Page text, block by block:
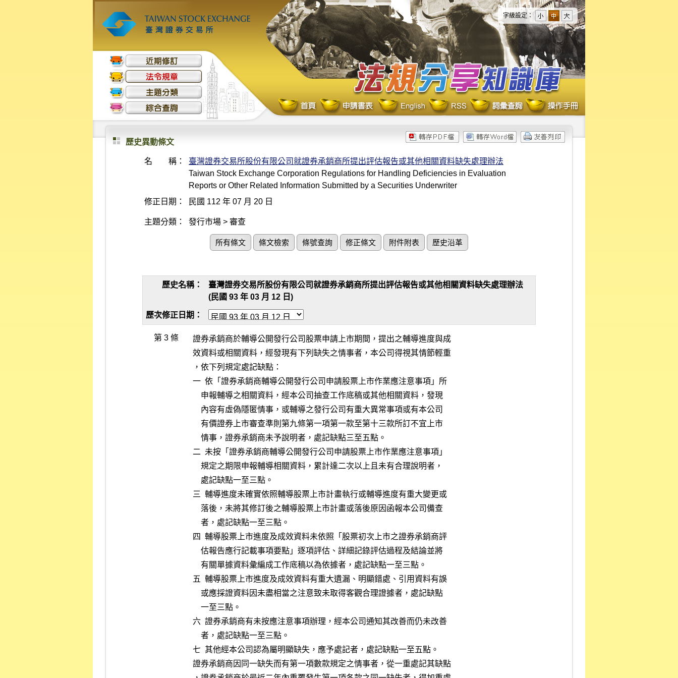
字級設定：
歷史異動條文
名 稱：
臺灣證券交易所股份有限公司就證券承銷商所提出評估報告或其他相關資料缺失處理辦法
Taiwan Stock Exchange Corporation Regulations for Handling Deficiencies in Evaluation
Reports or Other Related Information Submitted by a Securities Underwriter
修正日期：
民國 112 年 07 月 20 日
主題分類： 發行市場 > 審查
所有條文 條文檢索 條號查詢 修正條文 附件附表 歷史沿革
歷史名稱：
臺灣證券交易所股份有限公司就證券承銷商所提出評估報告或其他相關資料缺失處理辦法
(民國 93 年 03 月 12 日)
歷次修正日期：
第 3 條
證券承銷商於輔導公開發行公司股票申請上市期間，提出之輔導進度與成
效資料或相關資料，經發現有下列缺失之情事者，本公司得視其情節輕重
，依下列規定處記缺點：
一  依「證券承銷商輔導公開發行公司申請股票上市作業應注意事項」所
二  未按「證券承銷商輔導公開發行公司申請股票上市作業應注意事項」
三  輔導進度未確實依照輔導股票上市計畫執行或輔導進度有重大變更或
四  輔導股票上市進度及成效資料未依照「股票初次上市之證券承銷商評
五  輔導股票上市進度及成效資料有重大遺漏、明顯錯處、引用資料有誤
六  證券承銷商有未按應注意事項辦理，經本公司通知其改善而仍未改善
七  其他經本公司認為屬明顯缺失，應予處記者，處記缺點一至五點。
證券承銷商因同一缺失而有第一項數款規定之情事者，從一重處記其缺點